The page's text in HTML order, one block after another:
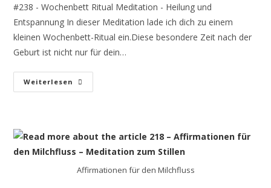
#238 - Wochenbett Ritual Meditation - Heilung und
Entspannung In dieser Meditation lade ich dich zu einem
kleinen Wochenbett-Ritual ein.Diese besondere Zeit nach der
Geburt ist nicht nur für dein…
Weiterlesen
Affirmationen für den Milchfluss